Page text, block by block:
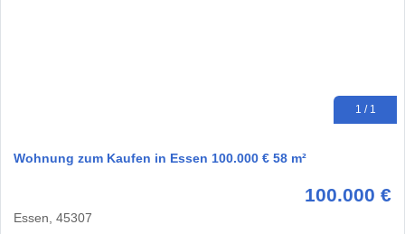
1 / 1
Wohnung zum Kaufen in Essen 100.000 € 58 m²
100.000 €
Essen, 45307